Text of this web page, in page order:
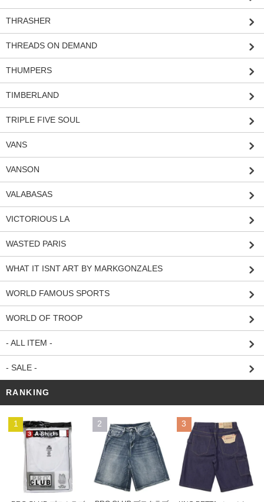
THRASHER
THREADS ON DEMAND
THUMPERS
TIMBERLAND
TRIPLE FIVE SOUL
VANS
VANSON
VALABASAS
VICTORIOUS LA
WASTED PARIS
WHAT IT ISNT ART BY MARKGONZALES
WORLD FAMOUS SPORTS
WORLD OF TROOP
- ALL ITEM -
- SALE -
RANKING
1 2 3